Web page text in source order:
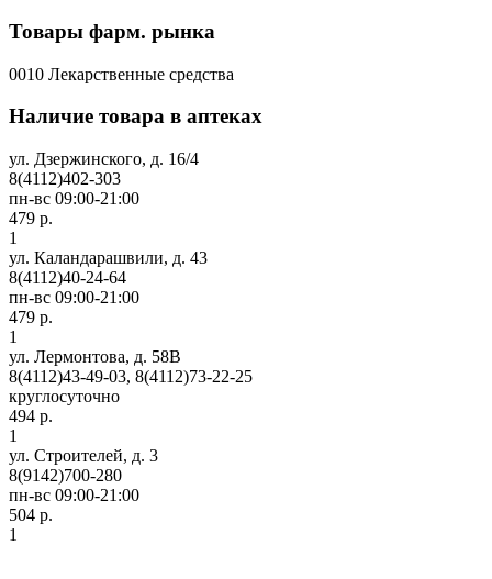
Товары фарм. рынка
0010 Лекарственные средства
Наличие товара в аптеках
ул. Дзержинского, д. 16/4
8(4112)402-303
пн-вс 09:00-21:00
479 р.
1
ул. Каландарашвили, д. 43
8(4112)40-24-64
пн-вс 09:00-21:00
479 р.
1
ул. Лермонтова, д. 58В
8(4112)43-49-03, 8(4112)73-22-25
круглосуточно
494 р.
1
ул. Строителей, д. 3
8(9142)700-280
пн-вс 09:00-21:00
504 р.
1